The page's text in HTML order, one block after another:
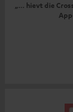
„… hievt die